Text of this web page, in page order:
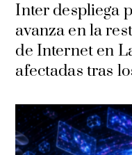
Inter despliega
avanza en la
de Internet en
afectadas tras